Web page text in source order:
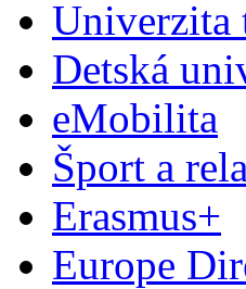
Univerzita
Detská
eMobilita
Šport a
Erasmus+
Europe